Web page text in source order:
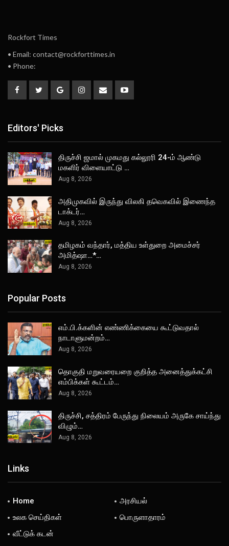
Rockfort Times
• Email: contact@rockforttimes.in
• Phone:
Editors' Picks
திருச்சி ஜமால் முகமது கல்லூரி 24-ம் ஆண்டு
மகளிர் விளையாட்டு …
Aug 8, 2026
அதிமுகவில் இருந்து விலகி தவெகவில் இணைந்த
டாக்டர்…
Aug 8, 2026
தமிழகம் வந்தார், மத்திய உள்துறை அமைச்சர்
அமித்ஷா…*…
Aug 8, 2026
Popular Posts
எம்.பி.க்களின் எண்ணிக்கையை கூட்டுவதால்
நாடாளுமன்றம்…
Aug 8, 2026
தொகுதி மறுவரையறை குறித்த அனைத்துக்கட்சி
எம்பிக்கள் கூட்டம்…
Aug 8, 2026
திருச்சி, சத்திரம் பேருந்து நிலையம் அருகே சாய்ந்து
விழும்…
Aug 8, 2026
Links
Home
அரசியல்
உலக செய்திகள்
பொருளாதாரம்
வீட்டுக் கடன்